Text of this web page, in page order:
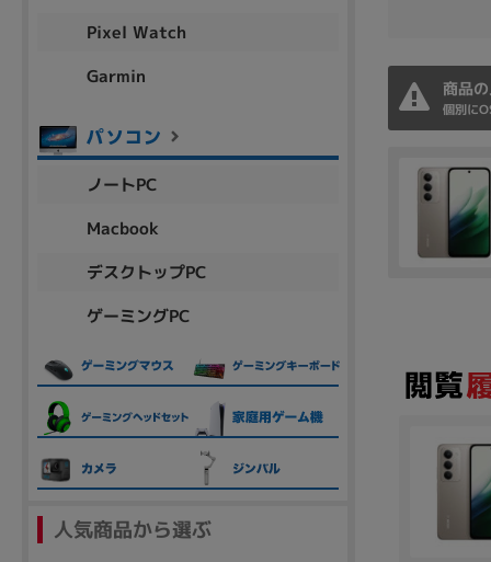
商品
個別に
Pixel Watch
Garmin
ノートPC
Macbook
デスクトップPC
ゲーミングPC
人気商品から選ぶ
MacOS
容量
~
円 ～
各項目のチェックボックスは「or検索」となります。